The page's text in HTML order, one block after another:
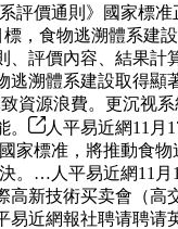
價通則》國家標准
，食物逃溯體系建
評價內容、結果
溯體系建設取得顯
源浪費。更沉视
人平易近網11月
標准，將推動食
。…人平易近網11
新技術买卖會（
近網報社聘请聘请